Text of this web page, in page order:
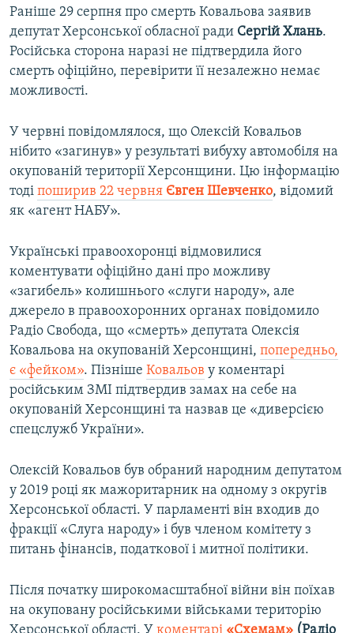
Раніше 29 серпня про смерть Ковальова заявив
депутат Херсонської обласної ради Сергій Хлань.
Російська сторона наразі не підтвердила його
смерть офіційно, перевірити її незалежно немає
можливості.
У червні повідомлялося, що Олексій Ковальов
нібито «загинув» у результаті вибуху автомобіля на
окупованій території Херсонщини. Цю інформацію
тоді поширив 22 червня Євген Шевченко, відомий
як «агент НАБУ».
Українські правоохоронці відмовилися
коментувати офіційно дані про можливу
«загибель» колишнього «слуги народу», але
джерело в правоохоронних органах повідомило
Радіо Свобода, що «смерть» депутата Олексія
Ковальова на окупованій Херсонщині, попередньо,
є «фейком». Пізніше Ковальов у коментарі
російським ЗМІ підтвердив замах на себе на
окупованій Херсонщині та назвав це «диверсією
спецслужб України».
Олексій Ковальов був обраний народним депутатом
у 2019 році як мажоритарник на одному з округів
Херсонської області. У парламенті він входив до
фракції «Слуга народу» і був членом комітету з
питань фінансів, податкової і митної політики.
Після початку широкомасштабної війни він поїхав
на окуповану російськими військами територію